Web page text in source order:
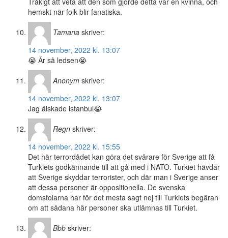
hemskt när folk blir fanatiska.
Tamana skriver:
14 november, 2022 kl. 13:07
😭 Är så ledsen😭
Anonym skriver:
14 november, 2022 kl. 13:07
Jag älskade istanbul😭
Regn skriver:
14 november, 2022 kl. 15:55
Det här terrordådet kan göra det svårare för Sverige att få
Turkiets godkännande till att gå med i NATO. Turkiet hävdar
att Sverige skyddar terrorister, och där man i Sverige anser
att dessa personer är oppositionella. De svenska
domstolarna har för det mesta sagt nej till Turkiets begäran
om att sådana här personer ska utlämnas till Turkiet.
Bbb skriver: